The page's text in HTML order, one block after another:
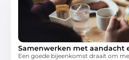
Samenwerken met aandacht
Een goede bijeenkomst draait om